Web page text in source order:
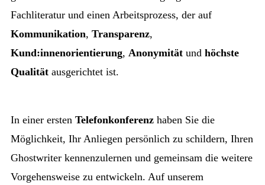
Fachliteratur und einen Arbeitsprozess, der auf
Kommunikation, Transparenz,
Kund:innenorientierung, Anonymität und höchste
Qualität ausgerichtet ist.
In einer ersten Telefonkonferenz haben Sie die
Möglichkeit, Ihr Anliegen persönlich zu schildern, Ihren
Ghostwriter kennenzulernen und gemeinsam die weitere
Vorgehensweise zu entwickeln. Auf unserem